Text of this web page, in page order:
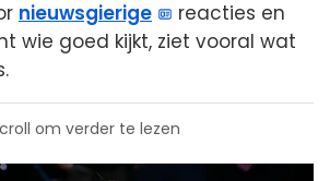
nieuwsgierige
reacties en
wie goed kijkt, ziet vooral wat
om verder te lezen